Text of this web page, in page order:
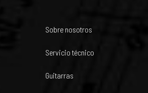
Sobre nosotros
Servicio técnico
Guitarras